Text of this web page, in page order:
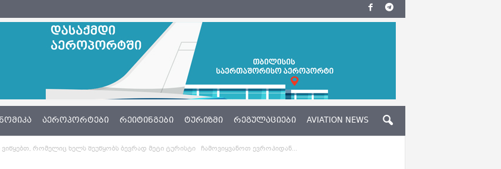
ᲐᲔᲠᲝᲞᲝᲠᲢᲔᲑᲘ ᲠᲔᲘᲢᲘᲜᲒᲔᲑᲘ ᲢᲣᲠᲘᲖᲛᲘ ᲠᲔᲒᲣᲚᲐᲪᲘᲔᲑᲘ AVIATION NEWS
ვიწყებთ, რომელიც ხელს შეუწყობს ბევრად მეტი ტურისტი ჩამოვიყვანოთ ევროპიდან...